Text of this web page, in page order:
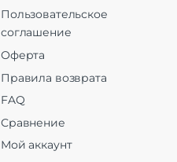
Пользовательское
соглашение
Оферта
Правила возврата
FAQ
Сравнение
Мой аккаунт